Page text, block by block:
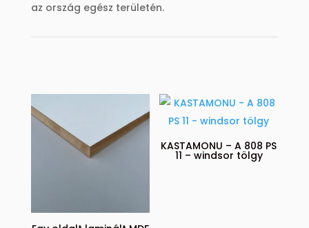
az ország egész területén.
KASTAMONU – A 808 PS
11 – windsor tölgy